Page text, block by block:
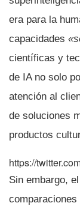
era para la
capacidades
científicas y
de IA no solo
atención al
de soluciones
productos
https://
Sin embargo,